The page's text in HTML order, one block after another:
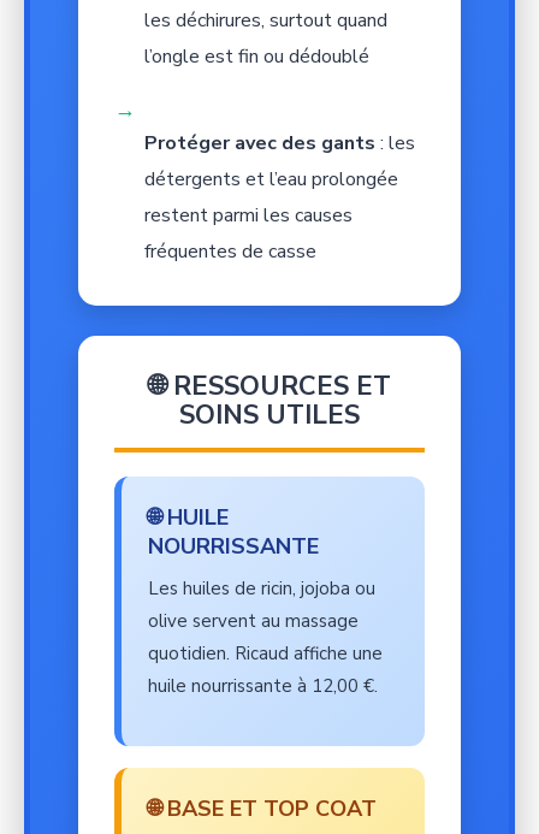
les déchirures, surtout quand
l’ongle est fin ou dédoublé
→
Protéger avec des gants : les
détergents et l’eau prolongée
restent parmi les causes
fréquentes de casse
🌐 RESSOURCES ET
SOINS UTILES
🌐 HUILE
NOURRISSANTE
Les huiles de ricin, jojoba ou
olive servent au massage
quotidien. Ricaud affiche une
huile nourrissante à 12,00 €.
🌐 BASE ET TOP COAT